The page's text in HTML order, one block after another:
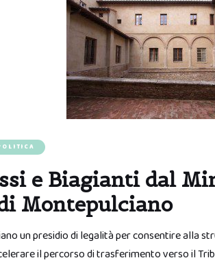
e Biagianti dal
Montepulciano
un presidio di legalità per consentire alla
il percorso di trasferimento verso il